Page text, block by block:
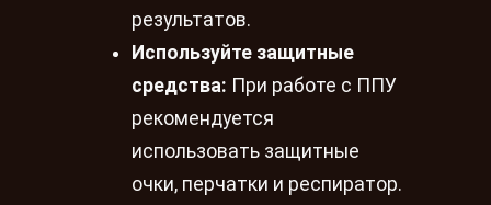
результатов.
Используйте защитные
средства: При работе с ППУ
рекомендуется
использовать защитные
очки, перчатки и респиратор.